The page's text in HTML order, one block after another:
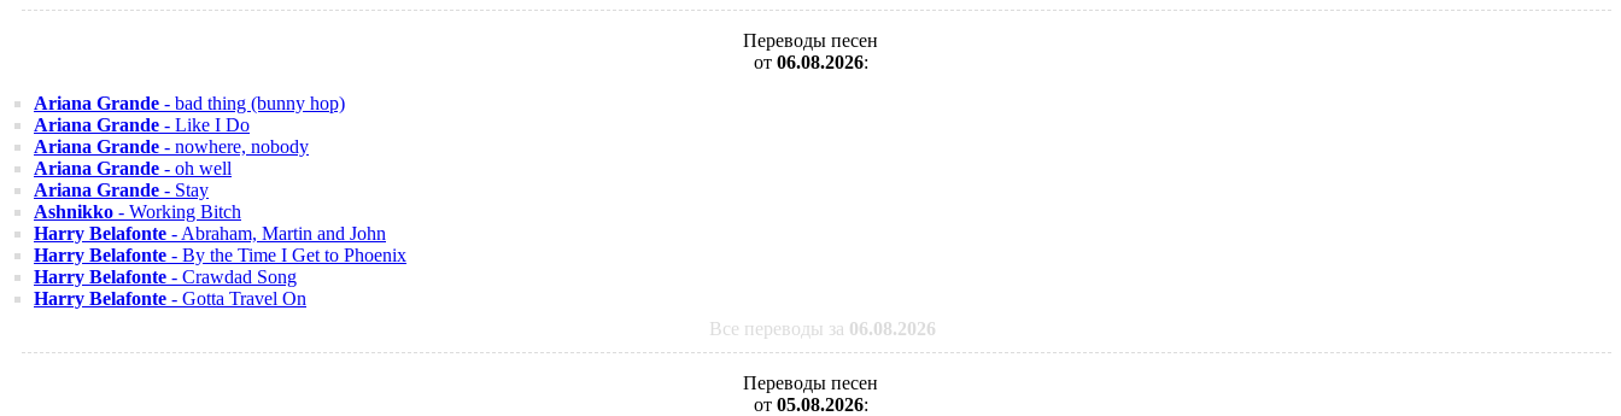
Переводы песен
от 06.08.2026:
Ariana Grande - bad thing (bunny hop)
Ariana Grande - Like I Do
Ariana Grande - nowhere, nobody
Ariana Grande - oh well
Ariana Grande - Stay
Ashnikko - Working Bitch
Harry Belafonte - Abraham, Martin and John
Harry Belafonte - By the Time I Get to Phoenix
Harry Belafonte - Crawdad Song
Harry Belafonte - Gotta Travel On
Все переводы за 06.08.2026
Переводы песен
от 05.08.2026: